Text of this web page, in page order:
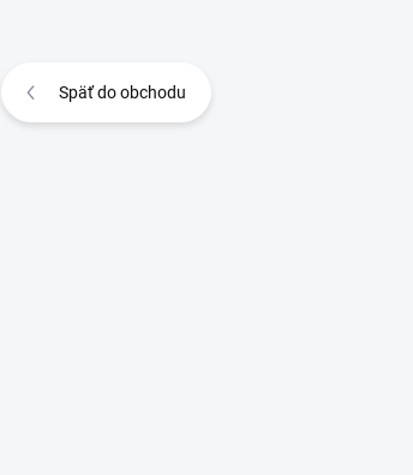
Späť do obchodu